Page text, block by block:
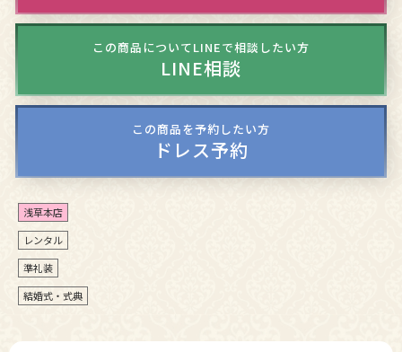
この商品についてLINEで相談したい方
LINE相談
この商品を予約したい方
ドレス予約
浅草本店
レンタル
準礼装
結婚式・式典